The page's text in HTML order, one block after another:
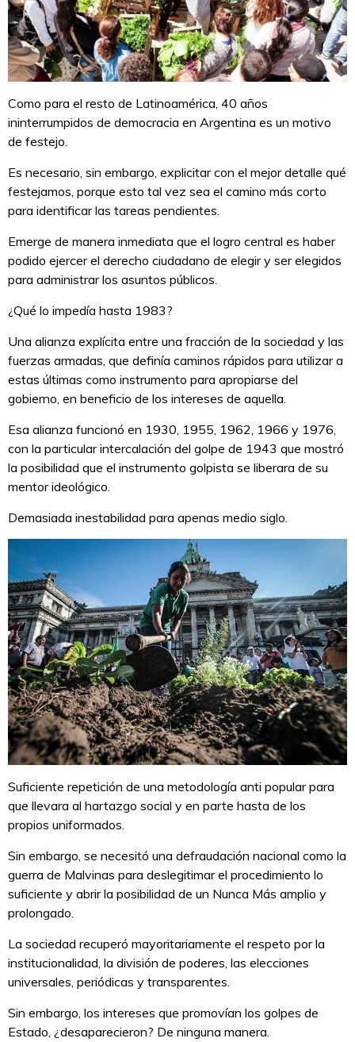
Como para el resto de Latinoamérica, 40 años
ininterrumpidos de democracia en Argentina es un motivo
de festejo.
Es necesario, sin embargo, explicitar con el mejor detalle qué
festejamos, porque esto tal vez sea el camino más corto
para identificar las tareas pendientes.
Emerge de manera inmediata que el logro central es haber
podido ejercer el derecho ciudadano de elegir y ser elegidos
para administrar los asuntos públicos.
¿Qué lo impedía hasta 1983?
Una alianza explícita entre una fracción de la sociedad y las
fuerzas armadas, que definía caminos rápidos para utilizar a
estas últimas como instrumento para apropiarse del
gobierno, en beneficio de los intereses de aquella.
Esa alianza funcionó en 1930, 1955, 1962, 1966 y 1976,
con la particular intercalación del golpe de 1943 que mostró
la posibilidad que el instrumento golpista se liberara de su
mentor ideológico.
Demasiada inestabilidad para apenas medio siglo.
Suficiente repetición de una metodología anti popular para
que llevara al hartazgo social y en parte hasta de los
propios uniformados.
Sin embargo, se necesitó una defraudación nacional como la
guerra de Malvinas para deslegitimar el procedimiento lo
suficiente y abrir la posibilidad de un Nunca Más amplio y
prolongado.
La sociedad recuperó mayoritariamente el respeto por la
institucionalidad, la división de poderes, las elecciones
universales, periódicas y transparentes.
Sin embargo, los intereses que promovían los golpes de
Estado, ¿desaparecieron? De ninguna manera.